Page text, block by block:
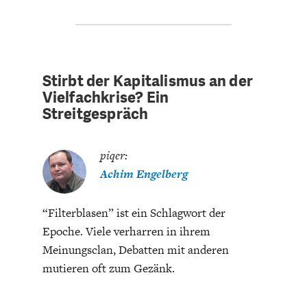
Stirbt der Kapitalismus an der
Vielfachkrise? Ein
Streitgespräch
piqer:
Achim Engelberg
“Filterblasen” ist ein Schlagwort der
Epoche. Viele verharren in ihrem
Meinungsclan, Debatten mit anderen
mutieren oft zum Gezänk.